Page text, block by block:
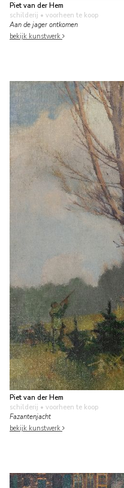
Piet van der Hem
schilderij • voorheen te koop
Aan de jager ontkomen
bekijk kunstwerk
Piet van der Hem
schilderij • voorheen te koop
Fazantenjacht
bekijk kunstwerk